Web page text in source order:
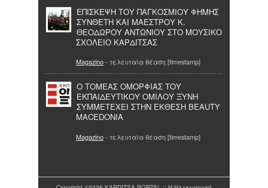
ΕΠΙΣΚΕΨΗ ΤΟΥ ΠΑΓΚΟΣΜΙΟΥ ΦΗΜΗΣ
ΣΥΝΘΕΤΗ ΚΑΙ ΜΑΕΣΤΡΟΥ Κ.
ΘΕΟΔΩΡΟΥ ΑΝΤΩΝΙΟΥ ΣΤΟ ΜΟΥΣΙΚΟ
ΣΧΟΛΕΙΟ ΚΑΡΔΙΤΣΑΣ
Magazino- τελευταία θέαση [timestamp]
Ο ΤΟΜΕΑΣ ΟΜΟΡΦΙΑΣ ΤΟΥ
ΕΚΠΑΙΔΕΥΤΙΚΟΥ ΟΜΙΛΟΥ ΞΥΝΗ
ΣΥΜΜΕΤΕΧΕΙ ΣΤΗΝ ΕΚΘΕΣΗ BEAUTY
MACEDONIA
Magazino- τελευταία θέαση [timestamp]